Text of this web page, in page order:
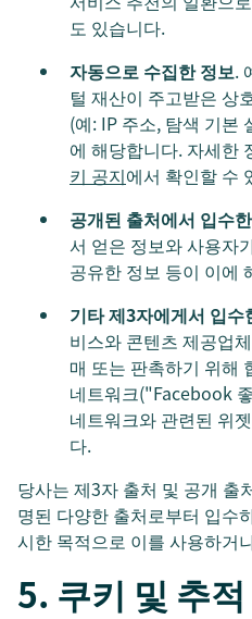
도 있습니다.
자동으로 수집한 정보.
털 재산이 주고받은 상
(예: IP 주소, 탐색 기본
에 해당합니다. 자세한
키 공지에서 확인할 수
공개된 출처에서 입수
서 얻은 정보와 사용자
공유한 정보 등이 이에
기타 제3자에게서 입수
비스와 콘텐츠 제공업
매 또는 판촉하기 위해
네트워크("Facebook
네트워크와 관련된 위
다.
당사는 제3자 출처 및 공개 출
명된 다양한 출처로부터 입수
시한 목적으로 이를 사용하거
5. 쿠키 및 추